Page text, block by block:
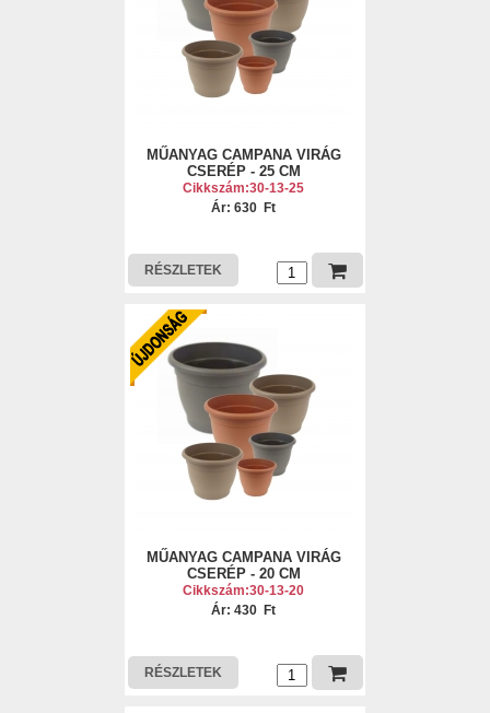
MŰANYAG CAMPANA VIRÁG
CSERÉP - 25 CM
Cikkszám:30-13-25
Ár: 630 Ft
RÉSZLETEK
MŰANYAG CAMPANA VIRÁG
CSERÉP - 20 CM
Cikkszám:30-13-20
Ár: 430 Ft
RÉSZLETEK